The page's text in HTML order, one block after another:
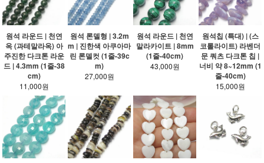
원석 라운드 | 천연
옥 (과테말라옥) 아
주진한 다크톤 라운
드 | 4.3mm (1줄-38
cm)
11,000원
원석 론델형 | 3.2m
m | 진한색 아쿠아마
린 론델컷 (1줄-39c
m)
27,000원
원석 라운드 | 천연
말라카이트 | 8mm
(1줄-40cm)
43,000원
원석칩 (특대) | (스
코롤라이트) 라벤더
문 쿼츠 다크톤 칩 |
너비 약 8~12mm (1
줄-40cm)
15,000원